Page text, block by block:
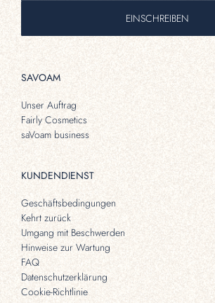
EINSCHREIBEN
SAVOAM
Unser Auftrag
Fairly Cosmetics
saVoam business
KUNDENDIENST
Geschäftsbedingungen
Kehrt zurück
Umgang mit Beschwerden
Hinweise zur Wartung
FAQ
Datenschutzerklärung
Cookie-Richtlinie